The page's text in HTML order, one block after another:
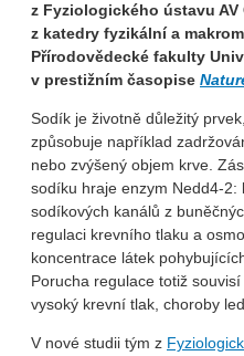
z Fyziologického ústavu AV
z katedry fyzikální a
Přírodovědecké fakulty
v prestižním časopise
Sodík je životně důležitý
způsobuje například
nebo zvýšený objem krve.
sodíku hraje enzym Nedd4-
sodíkových kanálů z
regulaci krevního tlaku a
koncentrace látek
Porucha regulace totiž
vysoký krevní tlak, choroby
V nové studii tým z